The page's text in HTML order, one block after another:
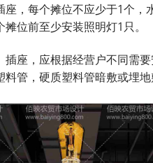
，每个摊位不应少于1个
位前至少安装照明灯1只。
，应根据经营户不同需
管，硬质塑料管暗敷或埋